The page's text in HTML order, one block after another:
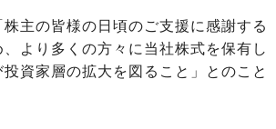
主の皆様の日頃のご支援に感謝する
より多くの方々に当社株式を保有し
資家層の拡大を図ること」とのこと